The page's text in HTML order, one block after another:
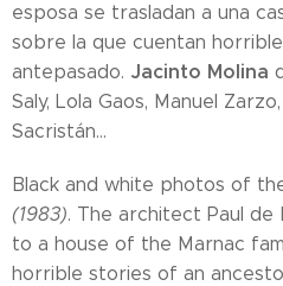
esposa se trasladan a una
sobre la que cuentan
antepasado. Jacinto Molina
Saly, Lola Gaos, Manuel Zarzo,
Sacristán...
Black and white photos of
(1983). The architect Paul de
to a house of the Marnac
horrible stories of an